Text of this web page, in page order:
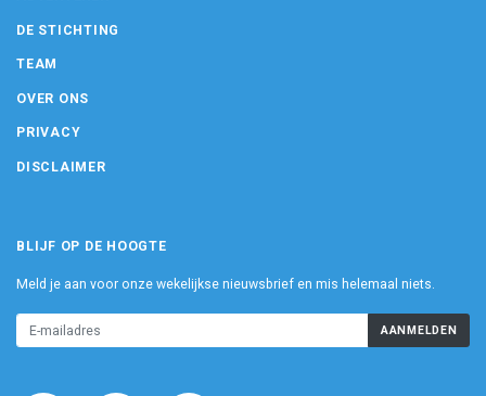
DE STICHTING
TEAM
OVER ONS
PRIVACY
DISCLAIMER
BLIJF OP DE HOOGTE
Meld je aan voor onze wekelijkse nieuwsbrief en mis helemaal niets.
AANMELDEN